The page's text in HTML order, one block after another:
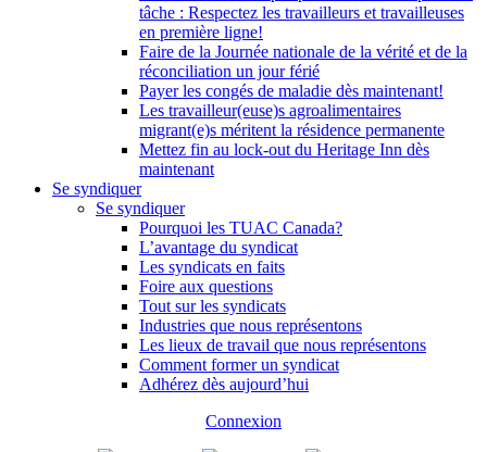
tâche : Respectez les travailleurs et travailleuses
en première ligne!
Faire de la Journée nationale de la vérité et de la
réconciliation un jour férié
Payer les congés de maladie dès maintenant!
Les travailleur(euse)s agroalimentaires
migrant(e)s méritent la résidence permanente
Mettez fin au lock-out du Heritage Inn dès
maintenant
Se syndiquer
Se syndiquer
Pourquoi les TUAC Canada?
L’avantage du syndicat
Les syndicats en faits
Foire aux questions
Tout sur les syndicats
Industries que nous représentons
Les lieux de travail que nous représentons
Comment former un syndicat
Adhérez dès aujourd’hui
Connexion